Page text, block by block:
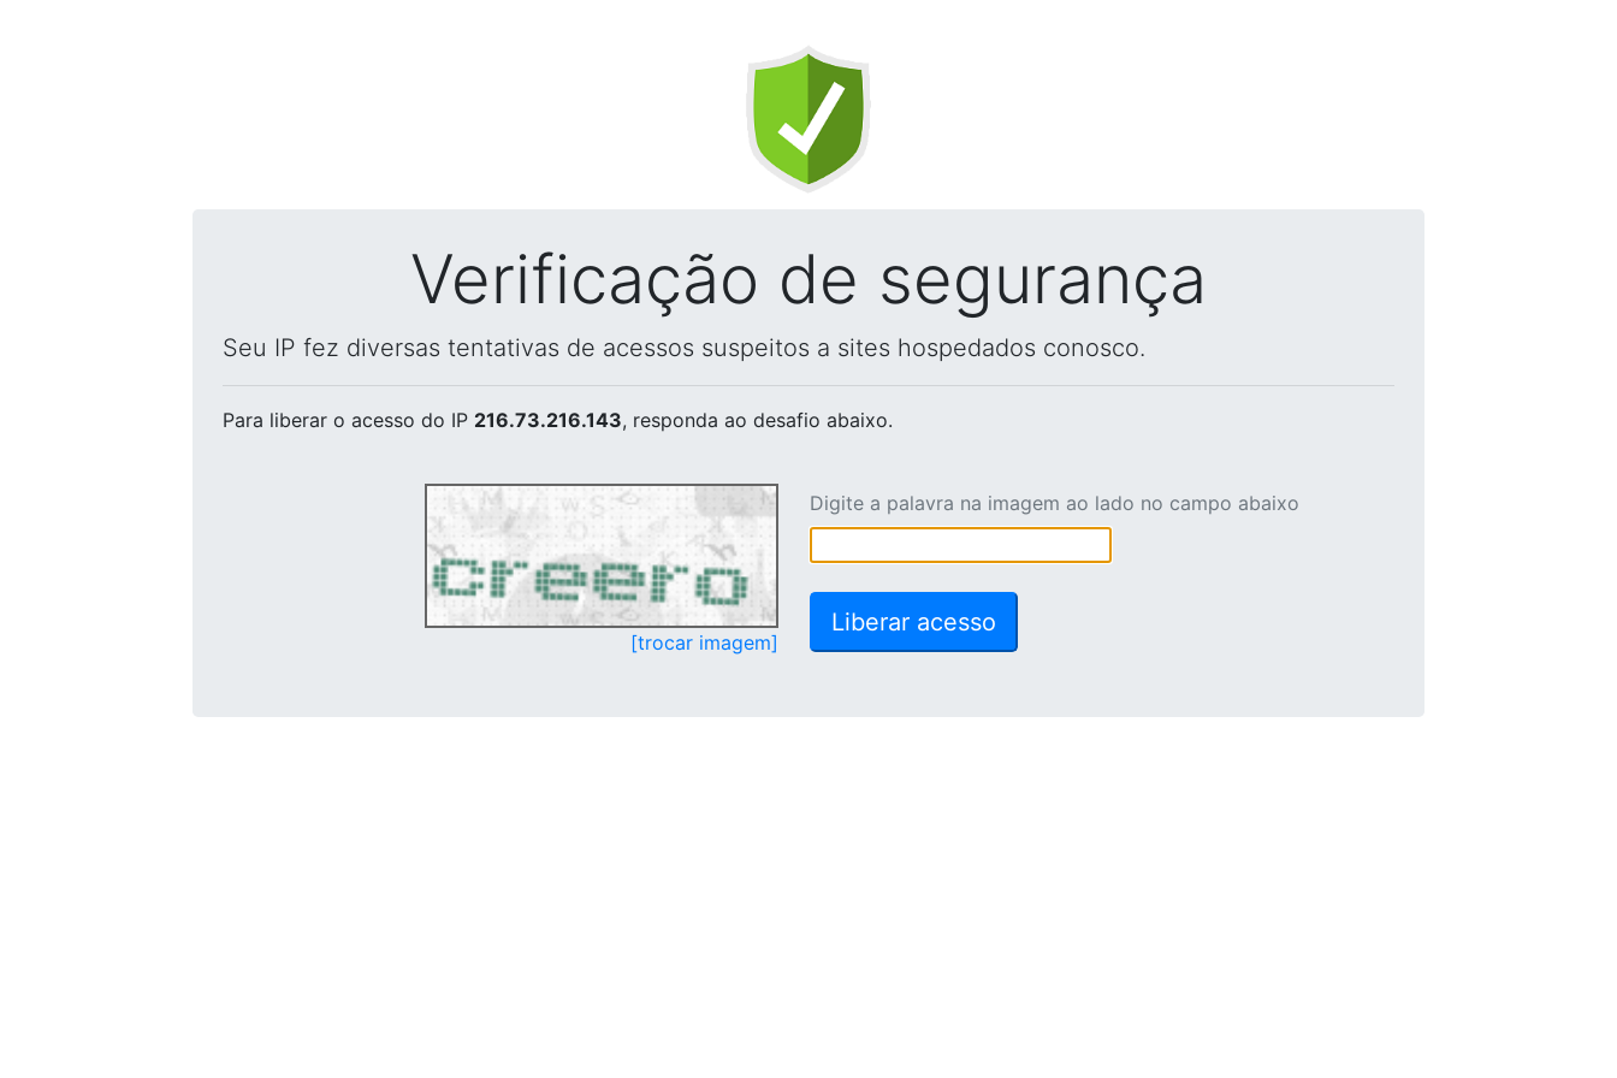
Verificação de segurança
Seu IP fez diversas tentativas de acessos suspeitos a sites hospedados conosco.
Para liberar o acesso do IP 216.73.216.143, responda ao desafio abaixo.
[trocar imagem]
Digite a palavra na imagem ao lado no campo abaixo